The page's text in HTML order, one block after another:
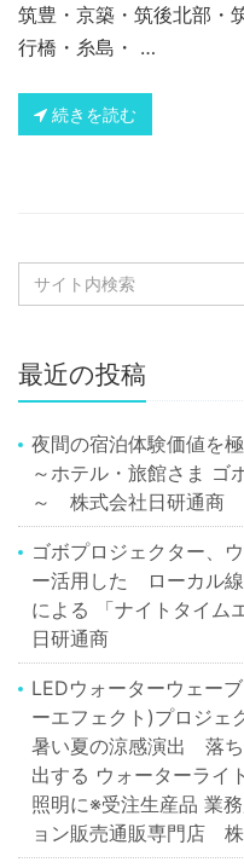
筑豊・京築・筑後北部・
行橋・糸島・ …
続きを読む
最近の投稿
夜間の宿泊体験価値を
～ホテル・旅館さま ゴ
～ 株式会社日研通商
ゴボプロジェクター、
ー活用した ローカル
による 「ナイトタイ
日研通商
LEDウォーターウェー
ーエフェクト)プロジ
暑い夏の涼感演出 落
出する ウォーターライ
照明に※受注生産品 業
ョン販売通販専門店